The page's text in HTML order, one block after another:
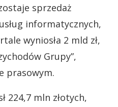
sprzedaż
informatycznych,
wyniosła 2 mld zł,
Grupy”,
prasowym.
224,7 mln złotych,